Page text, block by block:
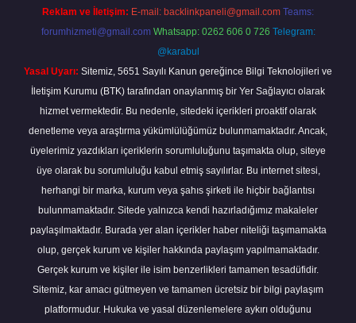
Reklam ve İletişim: E-mail: backlinkpaneli@gmail.com Teams:
forumhizmeti@gmail.com Whatsapp: 0262 606 0 726 Telegram:
@karabul
Yasal Uyarı: Sitemiz, 5651 Sayılı Kanun gereğince Bilgi Teknolojileri ve
İletişim Kurumu (BTK) tarafından onaylanmış bir Yer Sağlayıcı olarak
hizmet vermektedir. Bu nedenle, sitedeki içerikleri proaktif olarak
denetleme veya araştırma yükümlülüğümüz bulunmamaktadır. Ancak,
üyelerimiz yazdıkları içeriklerin sorumluluğunu taşımakta olup, siteye
üye olarak bu sorumluluğu kabul etmiş sayılırlar. Bu internet sitesi,
herhangi bir marka, kurum veya şahıs şirketi ile hiçbir bağlantısı
bulunmamaktadır. Sitede yalnızca kendi hazırladığımız makaleler
paylaşılmaktadır. Burada yer alan içerikler haber niteliği taşımamakta
olup, gerçek kurum ve kişiler hakkında paylaşım yapılmamaktadır.
Gerçek kurum ve kişiler ile isim benzerlikleri tamamen tesadüfidir.
Sitemiz, kar amacı gütmeyen ve tamamen ücretsiz bir bilgi paylaşım
platformudur. Hukuka ve yasal düzenlemelere aykırı olduğunu